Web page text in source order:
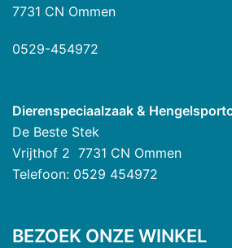
7731 CN Ommen
0529-454972
Dierenspeciaalzaak &
De Beste Stek
Vrijthof 2 7731 CN Ommen
Telefoon: 0529 454972
BEZOEK ONZE WINKEL